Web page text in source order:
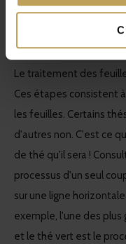
Rooibos et les tisanes
ne vient pas des théiers
Le traitement des
Ces étapes consistent
les feuilles. Certains
d'autres non. C'est ce
de thé qu'il sera !
processus d'un seul
sur une ligne
exemple, l'une des
et le thé vert est le